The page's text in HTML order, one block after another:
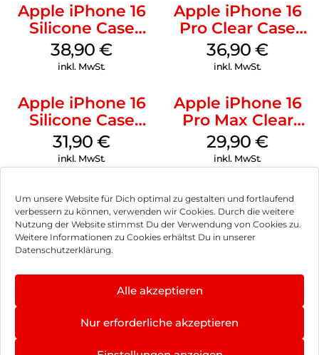
Um unsere Website für Dich optimal zu gestalten und fortlaufend
verbessern zu können, verwenden wir Cookies. Durch die weitere
Nutzung der Website stimmst Du der Verwendung von Cookies zu.
Weitere Informationen zu Cookies erhältst Du in unserer
Datenschutzerklärung.
Alle akzeptieren
Nur erforderliche akzeptieren
Apple iPhone 16
Silicone Case
MagSafe
Ultramarine
38,90€
inkl. MwSt.
Apple iPhone 16
Pro Clear Case
MagSafe
Transparent
36,90€
inkl. MwSt.
Apple iPhone 16
Silicone Case
MagSafe Fuchsia
31,90€
inkl. MwSt.
Apple iPhone 16
Pro Max Clear
Case MagSafe
Transparent
29,90€
inkl. MwSt.
Impressum
Hinweis zur Batterieentsorgung